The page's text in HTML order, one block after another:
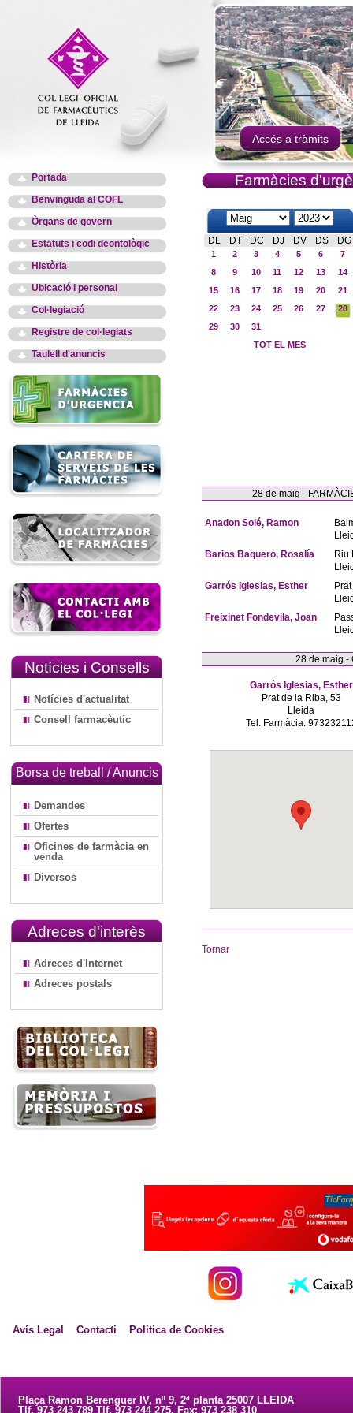
Accés a tràmits
Portada
Benvinguda al COFL
Òrgans de govern
Estatuts i codi deontològic
Història
Ubicació i personal
Col·legiació
Registre de col·legiats
Taulell d'anuncis
Notícies i Consells
Notícies d'actualitat
Consell farmacèutic
Borsa de treball / Anuncis
Demandes
Ofertes
Oficines de farmàcia en
venda
Diversos
Adreces d'interès
Adreces d'Internet
Adreces postals
Farmàcies
DL DT DC DJ DV DS DG
1 2 3 4 5 6
7
8
9 10 11 12 13
14
15
16 17 18 19 20
21
22
23 24 25 26 27
28
29
30
31
TOT EL MES
28 de maig -
Anadon Solé, Ramon
Barios Baquero, Rosalía
Riu
Garrós Iglesias, Esther
Freixinet Fondevila, Joan
28 de maig -
Garrós Iglesias, Esther
Prat de la Riba, 53
Lleida
Tel. Farmàcia:
Tornar
Avís Legal Contacti Política de Cookies
Plaça Ramon Berenguer IV, nº 9, 2ª planta 25007 LLEIDA
Tlf. 973 243 789 Tlf. 973 244 275. Fax: 973 238 310